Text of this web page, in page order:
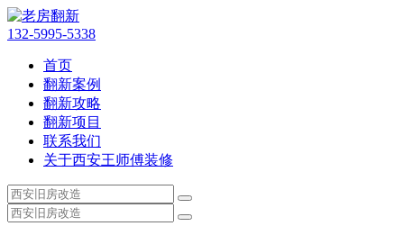
132-5995-5338
首页
翻新案例
翻新攻略
翻新项目
联系我们
关于西安王师傅装修